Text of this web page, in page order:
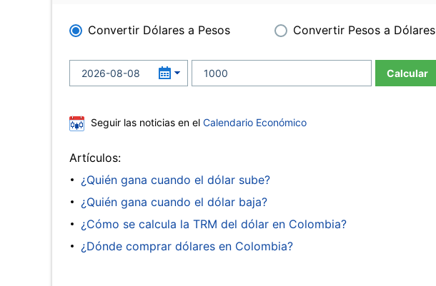
Convertir Dólares a Pesos Convertir Pesos a Dólares
Calcular
Seguir las noticias en el Calendario Económico
Artículos:
¿Quién gana cuando el dólar sube?
¿Quién gana cuando el dólar baja?
¿Cómo se calcula la TRM del dólar en Colombia?
¿Dónde comprar dólares en Colombia?